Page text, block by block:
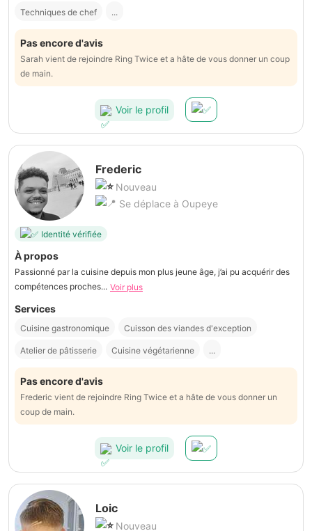
Techniques de chef ...
Pas encore d'avis
Sarah vient de rejoindre Ring Twice et a hâte de vous donner un coup
de main.
Voir le profil
Frederic
Nouveau
Se déplace à Oupeye
Identité vérifiée
À propos
Passionné par la cuisine depuis mon plus jeune âge, j’ai pu acquérir des
compétences proches... Voir plus
Services
Cuisine gastronomique Cuisson des viandes d'exception
Atelier de pâtisserie Cuisine végétarienne ...
Pas encore d'avis
Frederic vient de rejoindre Ring Twice et a hâte de vous donner un
coup de main.
Voir le profil
Loic
Nouveau